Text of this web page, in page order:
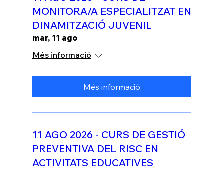
MONITORA/A ESPECIALITZAT EN
DINAMITZACIÓ JUVENIL
mar, 11 ago
Més informació
Més informació
11 AGO 2026 - CURS DE GESTIÓ
PREVENTIVA DEL RISC EN
ACTIVITATS EDUCATIVES